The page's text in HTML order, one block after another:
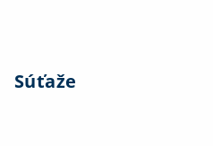
Súťaže